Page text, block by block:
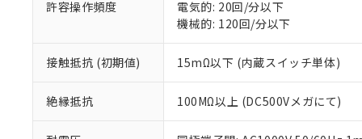
許容操作頻度
電気的: 20回/分以下
機械的: 120回/分以下
接触抵抗 (初期値) 15mΩ以下 (内蔵スイッチ単体)
絶縁抵抗 100MΩ以上 (DC500Vメガにて)
い。
正式な納期
当社販売員
オムロン制
在庫状況お
ル（DBP） 1000ppm以
但し、RoHS指令で産業
フタル酸エステル類の
※2 対応予定月
部品在庫の切り
*中国RoHS10物質の基
Pb(鉛) :1000ppm、 Hg(
Cr(Ⅵ)(六価クロム) :
DBP(フタル酸ジブチル
※2 環境保護使用
「ｅ」：有害物質
当社は貴社
置等に一切使
当社は、貴
また当社は
たしません。
○ 一定数
△ 一定数
－
在庫な
機器販売